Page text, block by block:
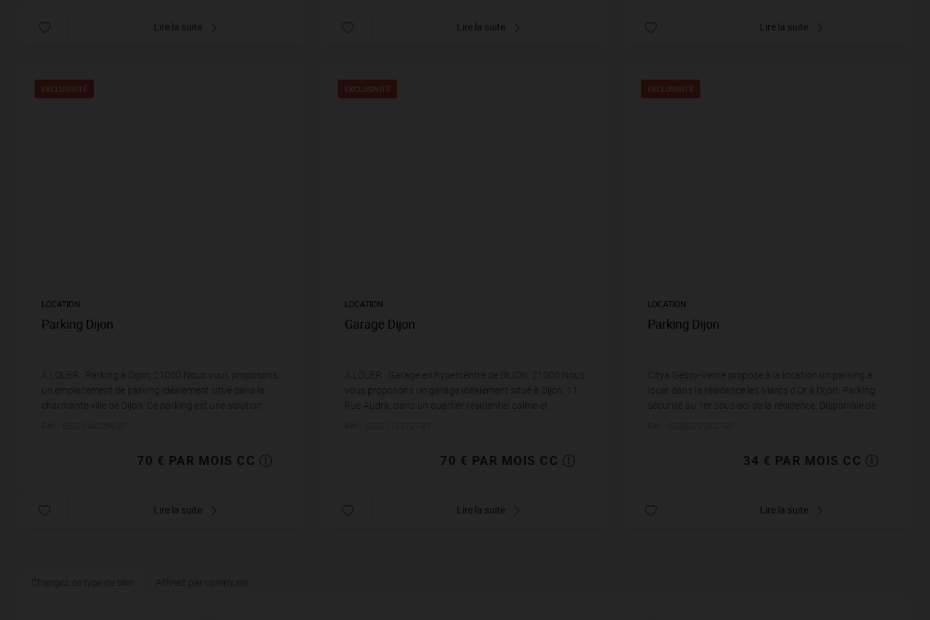
Lire la suite Lire la suite Lire la suite
EXCLUSIVITÉ
LOCATION
Parking Dijon
À LOUER : Parking à Dijon, 21000 Nous vous proposons
un emplacement de parking idéalement situé dans la
charmante ville de Dijon. Ce parking est une solution
70 € PAR MOIS CC
Lire la suite
EXCLUSIVITÉ
LOCATION
Garage Dijon
A LOUER : Garage en hypercentre de DIJON, 21000 Nous
vous proposons un garage idéalement situé à Dijon, 11
Rue Audra, dans un quartier résidentiel calme et
70 € PAR MOIS CC
Lire la suite
EXCLUSIVITÉ
LOCATION
Parking Dijon
Citya Gessy-Verne propose à la location un parking à
louer dans la résidence les Marcs d'Or à Dijon. Parking
sécurisé au 1er sous-sol de la résidence. Disponible de
34 € PAR MOIS CC
Lire la suite
Changez de type de bien Affinez par commune